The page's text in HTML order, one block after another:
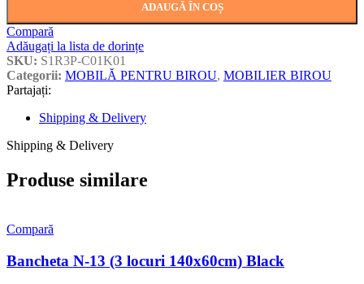
ADAUGĂ ÎN COȘ
Compară
Adăugați la lista de dorințe
SKU: S1R3P-C01K01
Categorii: MOBILĂ PENTRU BIROU, MOBILIER BIROU
Partajați:
Shipping & Delivery
Shipping & Delivery
Produse similare
Compară
Bancheta N-13 (3 locuri 140x60cm) Black